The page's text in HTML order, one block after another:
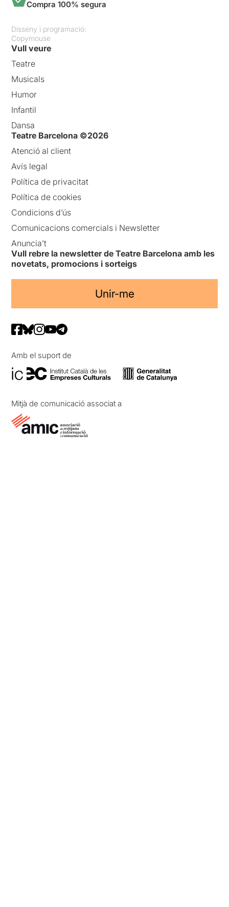
Compra 100% segura
Disseny i programació:
Copymouse
Vull veure
Teatre
Musicals
Humor
Infantil
Dansa
Teatre Barcelona ©2026
Atenció al client
Avís legal
Política de privacitat
Política de cookies
Condicions d’ús
Comunicacions comercials i Newsletter
Anuncia’t
Vull rebre la newsletter de Teatre Barcelona amb les
novetats, promocions i sorteigs
Unir-me
Amb el suport de
Mitjà de comunicació associat a